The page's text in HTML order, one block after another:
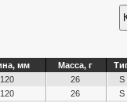
мм Масса, г
120 26
S
120 26
S